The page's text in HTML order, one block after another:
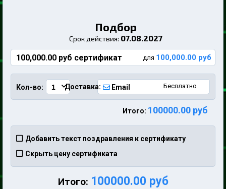
Подбор
Срок действия: 07.08.2027
100,000.00 руб сертификат для 100,000.00 руб
Кол-во: Доставка: Email Бесплатно
Итого: 100000.00 руб
Добавить текст поздравления к сертификату
Скрыть цену сертификата
Итого: 100000.00 руб